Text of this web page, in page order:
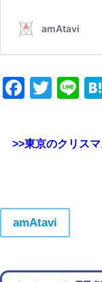
>>東京のクリス
amAtavi